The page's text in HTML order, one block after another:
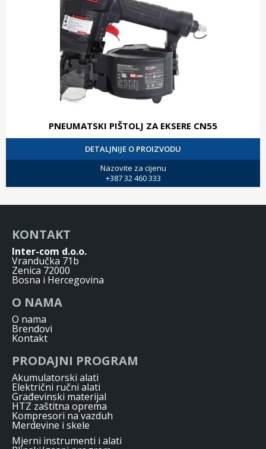
PNEUMATSKI PIŠTOLJ ZA EKSERE CN55
DETALJNIJE O PROIZVODU
Nazovite za cijenu
+387 32 460 333
KONTAKT
Inter-com d.o.o.
Vrandučka 71b
Zenica 72000
Bosna i Hercegovina
O NAMA
O nama
Brendovi
Kontakt
PRODAJNI PROGRAM
Akumulatorski alati
Električni ručni alati
Građevinski materijal
HTZ zaštitna oprema
Kompresori na vazduh
Merdevine i skele
Mjerni instrumenti i alati